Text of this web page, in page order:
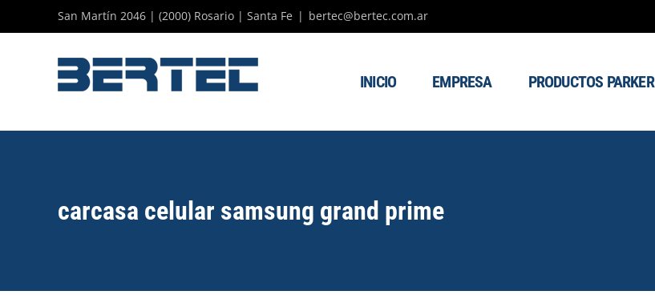
to
San Martín 2046 | (2000) Rosario | Santa Fe | bertec@bertec.com.ar
INICIO EMPRESA PRODUCTOS PARKER
carcasa celular samsung grand prime